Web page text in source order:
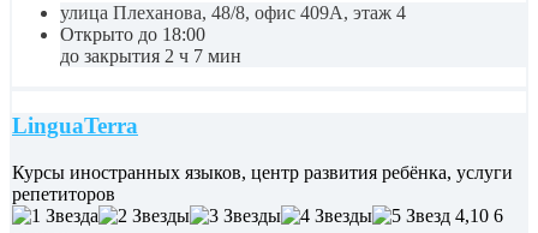
улица Плеханова, 48/8, офис 409А, этаж 4
Открыто до 18:00
до закрытия 2 ч 7 мин
LinguaTerra
Курсы иностранных языков, центр развития ребёнка, услуги
репетиторов
4,10 6